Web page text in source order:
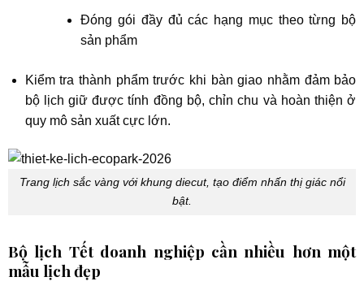
Đóng gói đầy đủ các hạng mục theo từng bộ
sản phẩm
Kiểm tra thành phẩm trước khi bàn giao nhằm đảm bảo
bộ lịch giữ được tính đồng bộ, chỉn chu và hoàn thiện ở
quy mô sản xuất cực lớn.
Trang lịch sắc vàng với khung diecut, tạo điểm nhấn thị giác nổi
bật.
Bộ lịch Tết doanh nghiệp cần nhiều hơn một
mẫu lịch đẹp